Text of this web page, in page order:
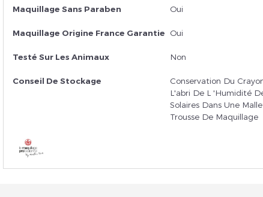
Maquillage Sans Paraben Oui
Maquillage Origine France Garantie Oui
Testé Sur Les Animaux Non
Conseil De Stockage
Conservation Du
L'abri De L 'humidité
Solaires Dans Une
Trousse De Maquillage